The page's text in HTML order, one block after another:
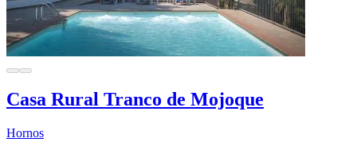
Casa Rural Tranco de Mojoque
Hornos